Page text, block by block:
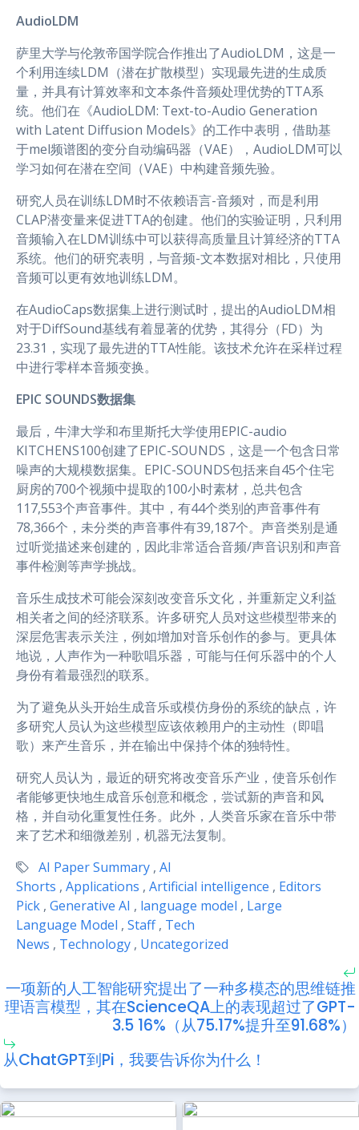
AudioLDM
萨里大学与伦敦帝国学院合作推出了AudioLDM，这是一
个利用连续LDM（潜在扩散模型）实现最先进的生成质
量，并具有计算效率和文本条件音频处理优势的TTA系
统。他们在《AudioLDM: Text-to-Audio Generation
with Latent Diffusion Models》的工作中表明，借助基
于mel频谱图的变分自动编码器（VAE），AudioLDM可以
学习如何在潜在空间（VAE）中构建音频先验。
研究人员在训练LDM时不依赖语言-音频对，而是利用
CLAP潜变量来促进TTA的创建。他们的实验证明，只利用
音频输入在LDM训练中可以获得高质量且计算经济的TTA
系统。他们的研究表明，与音频-文本数据对相比，只使用
音频可以更有效地训练LDM。
在AudioCaps数据集上进行测试时，提出的AudioLDM相
对于DiffSound基线有着显著的优势，其得分（FD）为
23.31，实现了最先进的TTA性能。该技术允许在采样过程
中进行零样本音频变换。
EPIC SOUNDS数据集
最后，牛津大学和布里斯托大学使用EPIC-audio
KITCHENS100创建了EPIC-SOUNDS，这是一个包含日常
噪声的大规模数据集。EPIC-SOUNDS包括来自45个住宅
厨房的700个视频中提取的100小时素材，总共包含
117,553个声音事件。其中，有44个类别的声音事件有
78,366个，未分类的声音事件有39,187个。声音类别是通
过听觉描述来创建的，因此非常适合音频/声音识别和声音
事件检测等声学挑战。
音乐生成技术可能会深刻改变音乐文化，并重新定义利益
相关者之间的经济联系。许多研究人员对这些模型带来的
深层危害表示关注，例如增加对音乐创作的参与。更具体
地说，人声作为一种歌唱乐器，可能与任何乐器中的个人
身份有着最强烈的联系。
为了避免从头开始生成音乐或模仿身份的系统的缺点，许
多研究人员认为这些模型应该依赖用户的主动性（即唱
歌）来产生音乐，并在输出中保持个体的独特性。
研究人员认为，最近的研究将改变音乐产业，使音乐创作
者能够更快地生成音乐创意和概念，尝试新的声音和风
格，并自动化重复性任务。此外，人类音乐家在音乐中带
来了艺术和细微差别，机器无法复制。
AI Paper Summary , AI
Shorts , Applications , Artificial intelligence , Editors
Pick , Generative AI , language model , Large
Language Model , Staff , Tech
News , Technology , Uncategorized
一项新的人工智能研究提出了一种多模态的思维链推
理语言模型，其在ScienceQA上的表现超过了GPT-
3.5 16%（从75.17%提升至91.68%）
从ChatGPT到Pi，我要告诉你为什么！